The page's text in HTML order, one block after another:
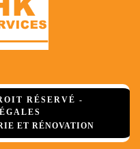
RÉSERVÉ -
ET RÉNOVATION